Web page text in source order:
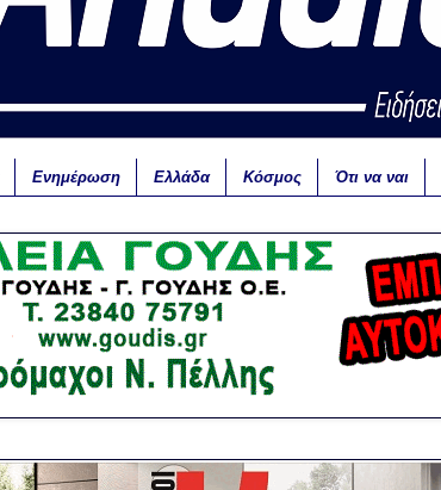
Ενημέρωση Ελλάδα Κόσμος Ότι να ναι